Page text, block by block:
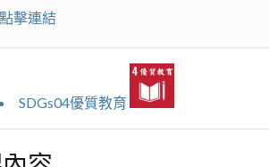
點擊連結
SDGs04優質教育